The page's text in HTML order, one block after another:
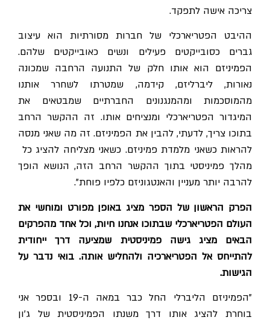
צריכה אישה לתפקד.
ההיבט הפטריארכלי של חברות מסורתיות הוא עיצוב
גברים כסובייקטים פעילים ונשים כאובייקטים שלהם.
הפמיניזם הוא אותו חלק של התנועה הרחבה שמכונה
נאורות, ליברליזם, קידמה, שמטרתו לשחרר אותנו
מהמוסכמות ומהמנגנונים החברתיים שמבטאים את
המיגדור הפטריארכלי ומנציחים אותו. זה ההקשר הרחב
בתוכו צריך, לדעתי, להבין את הפמיניזם. זה מה שאני מנסה
להראות כשאני מלמדת פמיניזם. כשאני מצליחה להציג כל
מהלך פמיניסטי בתוך ההקשר הרחב הזה, הנושא הופך
להרבה יותר מעניין והאנטגוניזם כלפיו פוחת".
הפרק הראשון של הספר מציג באופן מפורט ומוחשי את
העולם הפטריארכלי שבתוכו אנחנו חיות, וכל אחד מהפרקים
הבאים מציג גישה פמיניסטית שמציעה דרך ייחודית
להתייחס אל הפטריארכיה ולהחליש אותה. בואי נדבר על
הגישות.
"הפמיניזם הליברלי החל כבר במאה ה-19 ובספר אני
בוחרת להציג אותו דרך משנתו הפמיניסטית של ג'ון